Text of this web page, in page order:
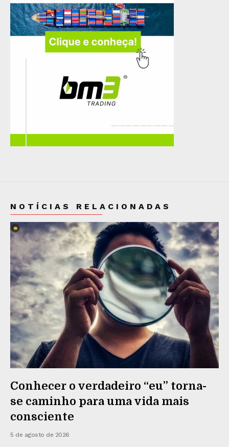
NOTÍCIAS RELACIONADAS
Conhecer o verdadeiro “eu” torna-
se caminho para uma vida mais
consciente
5 de agosto de 2026